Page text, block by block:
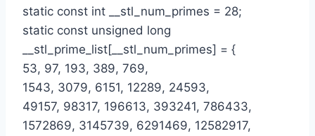
static const int __stl_num_primes = 28;
static const unsigned long
__stl_prime_list[__stl_num_primes] = {
53, 97, 193, 389, 769,
1543, 3079, 6151, 12289, 24593,
49157, 98317, 196613, 393241, 786433,
1572869, 3145739, 6291469, 12582917,